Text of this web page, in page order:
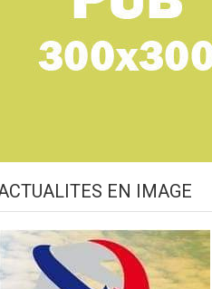
EN IMAGE